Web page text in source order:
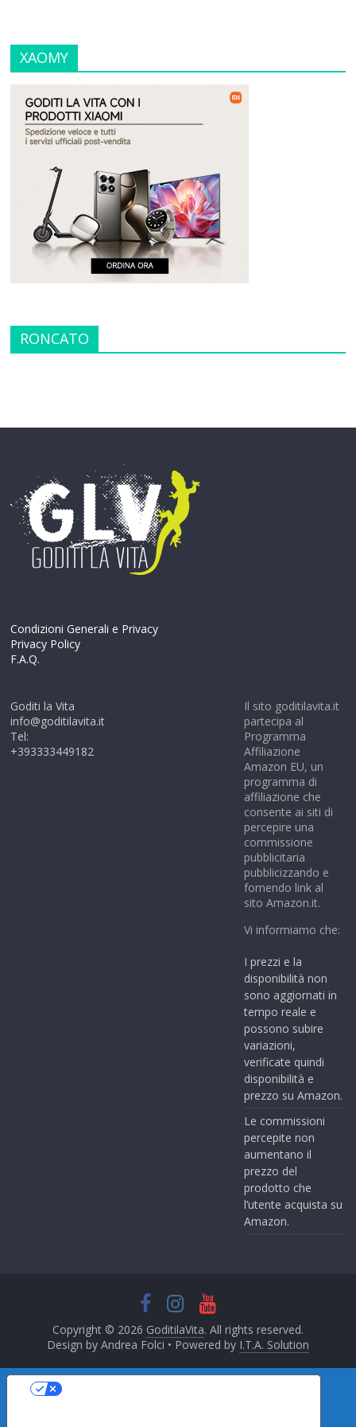
XAOMY
RONCATO
Condizioni Generali e Privacy
Privacy Policy
F.A.Q.
Goditi la Vita
info@goditilavita.it
Tel:
+393333449182
Il sito goditilavita.it
partecipa al
Programma
Affiliazione
Amazon EU, un
programma di
affiliazione che
consente ai siti di
percepire una
commissione
pubblicitaria
pubblicizzando e
fornendo link al
sito Amazon.it.
Vi informiamo che:
I prezzi e la
disponibilità non
sono aggiornati in
tempo reale e
possono subire
variazioni,
verificate quindi
disponibilità e
prezzo su Amazon.
Le commissioni
percepite non
aumentano il
prezzo del
prodotto che
l’utente acquista su
Amazon.
Copyright © 2026 GoditilaVita. All rights reserved.
Design by Andrea Folci • Powered by I.T.A. Solution
Le tue preferenze relative alla privacy